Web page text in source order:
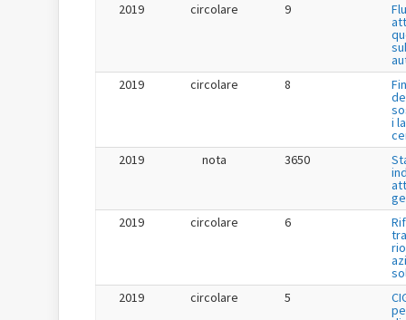
2019
circolare 9
2019
circolare 8
i
2019
nota 3650
2019
circolare 6
2019
circolare 5